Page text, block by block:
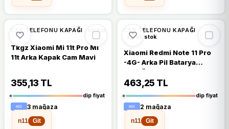
%43 🔥%43 DÜŞTÜ
CEP TELEFONU KAPAĞI stokta
Tkgz Xiaomi Mi 11t Pro Mi
11t Arka Kapak Cam Mavi
355,13 TL
dip fiyat
3 mağaza
n11
Git
%41 🔥%41 DÜŞTÜ
CEP TELEFONU KAPAĞI
sınırlı stok
Xiaomi Redmi Note 11 Pro
-4G- Arka Pil Batarya
Kapağı Cam Full Lensli
Siyah
463,25 TL
dip fiyat
2 mağaza
n11
Git